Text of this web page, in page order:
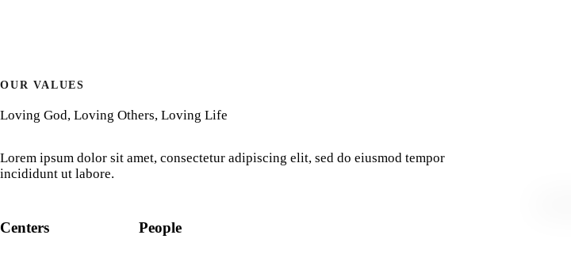
OUR VALUES
Loving God, Loving Others, Loving Life
Lorem ipsum dolor sit amet, consectetur adipiscing elit, sed do eiusmod tempor
incididunt ut labore.
Centers People